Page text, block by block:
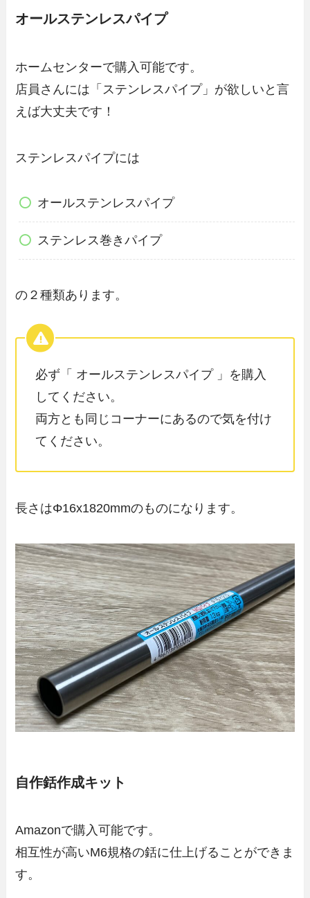
オールステンレスパイプ
ホームセンターで購入可能です。
店員さんには 「ステンレスパイプ」 が欲しいと言
えば大丈夫です！
ステンレスパイプには
オールステンレスパイプ
ステンレス巻きパイプ
の２種類あります。
必ず「 オールステンレスパイプ 」を購入
してください。
両方とも同じコーナーにあるので気を付け
てください。
長さはΦ16x1820mmのものになります。
自作銛作成キット
Amazonで購入可能です。
相互性が高いM6規格の銛に仕上げることができま
す。